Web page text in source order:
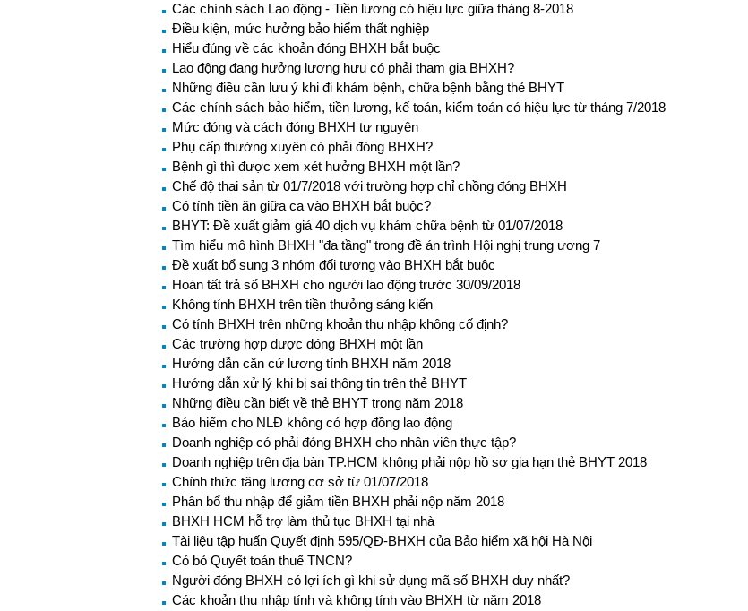
Các chính sách Lao động - Tiền lương có hiệu lực giữa tháng 8-2018
Điều kiện, mức hưởng bảo hiểm thất nghiệp
Hiểu đúng về các khoản đóng BHXH bắt buộc
Lao động đang hưởng lương hưu có phải tham gia BHXH?
Những điều cần lưu ý khi đi khám bệnh, chữa bệnh bằng thẻ BHYT
Các chính sách bảo hiểm, tiền lương, kế toán, kiểm toán có hiệu lực từ tháng 7/2018
Mức đóng và cách đóng BHXH tự nguyện
Phụ cấp thường xuyên có phải đóng BHXH?
Bệnh gì thì được xem xét hưởng BHXH một lần?
Chế độ thai sản từ 01/7/2018 với trường hợp chỉ chồng đóng BHXH
Có tính tiền ăn giữa ca vào BHXH bắt buộc?
BHYT: Đề xuất giảm giá 40 dịch vụ khám chữa bệnh từ 01/07/2018
Tìm hiểu mô hình BHXH "đa tầng" trong đề án trình Hội nghị trung ương 7
Đề xuất bổ sung 3 nhóm đối tượng vào BHXH bắt buộc
Hoàn tất trả sổ BHXH cho người lao động trước 30/09/2018
Không tính BHXH trên tiền thưởng sáng kiến
Có tính BHXH trên những khoản thu nhập không cố định?
Các trường hợp được đóng BHXH một lần
Hướng dẫn căn cứ lương tính BHXH năm 2018
Hướng dẫn xử lý khi bị sai thông tin trên thẻ BHYT
Những điều cần biết về thẻ BHYT trong năm 2018
Bảo hiểm cho NLĐ không có hợp đồng lao động
Doanh nghiệp có phải đóng BHXH cho nhân viên thực tập?
Doanh nghiệp trên địa bàn TP.HCM không phải nộp hồ sơ gia hạn thẻ BHYT 2018
Chính thức tăng lương cơ sở từ 01/07/2018
Phân bổ thu nhập để giảm tiền BHXH phải nộp năm 2018
BHXH HCM hỗ trợ làm thủ tục BHXH tại nhà
Tài liệu tập huấn Quyết định 595/QĐ-BHXH của Bảo hiểm xã hội Hà Nội
Có bỏ Quyết toán thuế TNCN?
Người đóng BHXH có lợi ích gì khi sử dụng mã số BHXH duy nhất?
Các khoản thu nhập tính và không tính vào BHXH từ năm 2018